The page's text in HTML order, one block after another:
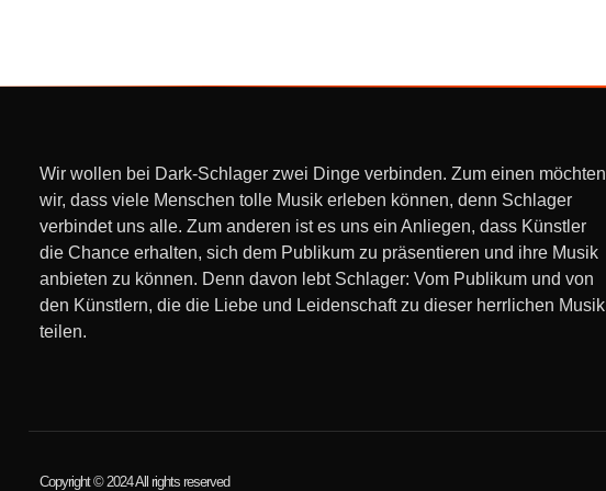
Wir wollen bei Dark-Schlager zwei Dinge verbinden. Zum einen möchten
wir, dass viele Menschen tolle Musik erleben können, denn Schlager
verbindet uns alle. Zum anderen ist es uns ein Anliegen, dass Künstler
die Chance erhalten, sich dem Publikum zu präsentieren und ihre Musik
anbieten zu können. Denn davon lebt Schlager: Vom Publikum und von
den Künstlern, die die Liebe und Leidenschaft zu dieser herrlichen Musik
teilen.
Copyright © 2024 All rights reserved